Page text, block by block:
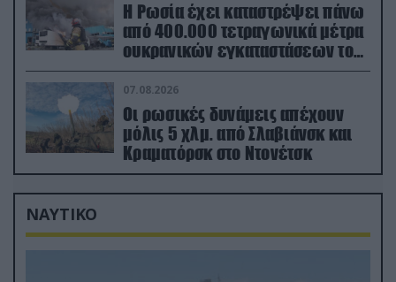
Η Ρωσία έχει καταστρέψει πάνω
από 400.000 τετραγωνικά μέτρα
ουκρανικών εγκαταστάσεων τον
Ιούλιο
07.08.2026
Οι ρωσικές δυνάμεις απέχουν
μόλις 5 χλμ. από Σλαβιάνσκ και
Κραματόρσκ στο Ντονέτσκ
ΝΑΥΤΙΚΟ